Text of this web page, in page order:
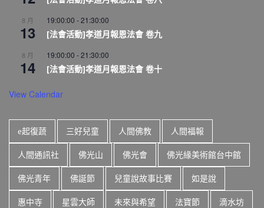
8 月
13
19:00:00 -21:30:00
[法會活動]孝道月報恩法會 卷九
8 月
14
19:00:00 -21:30:00
[法會活動]孝道月報恩法會 卷十
View Calendar
e起復蔬 三好兒童 人間佛教 人間福報
人間通訊社 佛光山 佛光會 佛光緣美術館台中館
佛光青年 佛誕節 兒童說故事比賽 如是說
惠中寺 星雲大師 未來與希望 法寶節 滴水坊